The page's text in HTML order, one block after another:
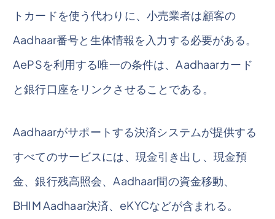
トカードを使う代わりに、小売業者は顧客の
Aadhaar番号と生体情報を入力する必要がある。
AePSを利用する唯一の条件は、Aadhaarカード
と銀行口座をリンクさせることである。
Aadhaarがサポートする決済システムが提供する
すべてのサービスには、現金引き出し、現金預
金、銀行残高照会、Aadhaar間の資金移動、
BHIM Aadhaar決済、eKYCなどが含まれる。